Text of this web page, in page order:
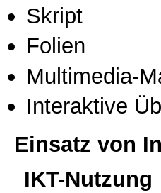
Skript
Folien
Multimedia-
Interaktive
Einsatz von
IKT-Nutzung